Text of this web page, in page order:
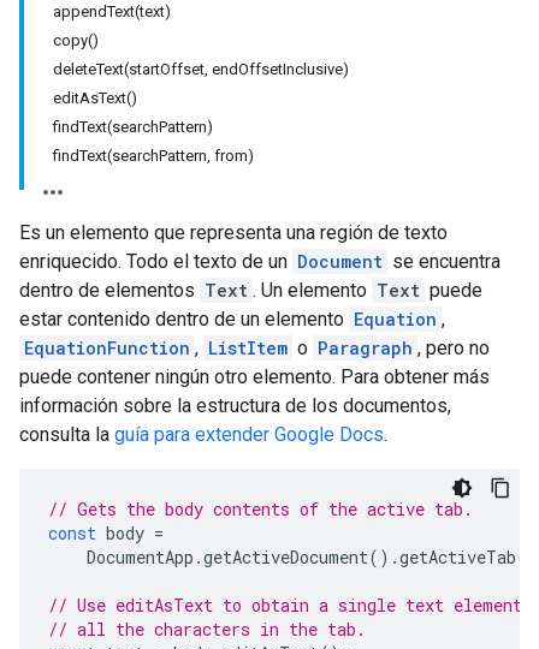
appendText(text)
copy()
deleteText(startOffset, endOffsetInclusive)
editAsText()
findText(searchPattern)
findText(searchPattern, from)
Es un elemento que representa una región de texto
enriquecido. Todo el texto de un Document se encuentra
dentro de elementos Text . Un elemento Text puede
estar contenido dentro de un elemento Equation ,
EquationFunction , ListItem o Paragraph , pero no
puede contener ningún otro elemento. Para obtener más
información sobre la estructura de los documentos,
consulta la guía para extender Google Docs.
// Gets the body contents of the active tab.
const body =
DocumentApp .getActiveDocument().getActiveTab
// Use editAsText to obtain a single text element
// all the characters in the tab.